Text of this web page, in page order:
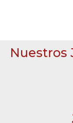
Nuestros